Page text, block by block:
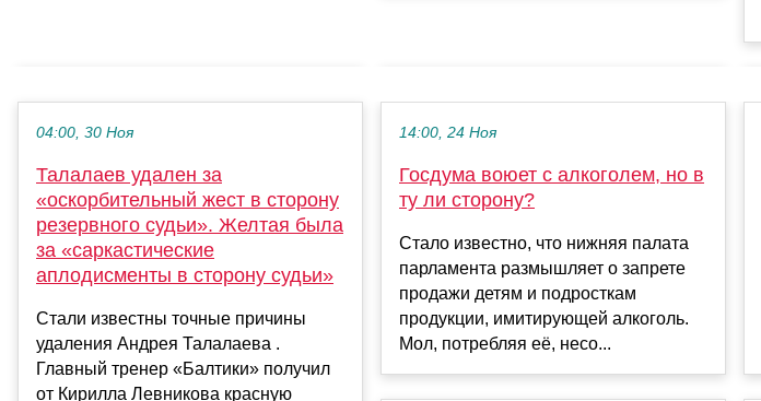
04:00, 30 Ноя
Талалаев удален за
«оскорбительный жест в сторону
резервного судьи». Желтая была
за «саркастические
аплодисменты в сторону судьи»
Стали известны точные причины
удаления Андрея Талалаева .
Главный тренер «Балтики» получил
от Кирилла Левникова красную
14:00, 24 Ноя
Госдума воюет с алкоголем, но в
ту ли сторону?
Стало известно, что нижняя палата
парламента размышляет о запрете
продажи детям и подросткам
продукции, имитирующей алкоголь.
Мол, потребляя её, несо...